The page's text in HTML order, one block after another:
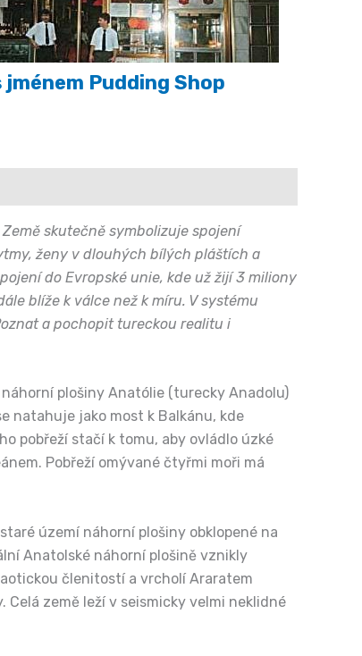
jménem Pudding Shop
skutečně symbolizuje spojení
ženy v dlouhých bílých pláštích a
do Evropské unie, kde už žijí 3 miliony
blíže k válce než k míru. V systému
a pochopit tureckou realitu i
plošiny Anatólie (turecky Anadolu)
natahuje jako most k Balkánu, kde
pobřeží stačí k tomu, aby ovládlo úzké
Pobřeží omývané čtyřmi moři má
území náhorní plošiny obklopené na
Anatolské náhorní plošině vznikly
členitostí a vrcholí Araratem
Celá země leží v seismicky velmi neklidné